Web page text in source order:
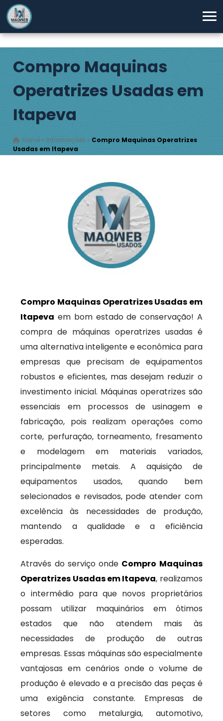
Compro Maquinas
Operatrizes Usadas em
Itapeva
Home » Informações » Compro Maquinas Operatrizes
Usadas em Itapeva
Compro Maquinas Operatrizes Usadas em
Itapeva em bom estado de conservação! A
compra de máquinas operatrizes usadas é
uma alternativa inteligente e econômica para
empresas que precisam de equipamentos
robustos e eficientes, mas desejam reduzir o
investimento inicial. Máquinas operatrizes são
essenciais em processos de usinagem e
fabricação, pois realizam operações como
corte, perfuração, torneamento, fresamento
e modelagem em materiais variados,
principalmente metais. A aquisição de
equipamentos usados, quando bem
selecionados e revisados, pode atender com
excelência às necessidades de produção,
mantendo a qualidade e a eficiência
esperadas.
Através do serviço onde Compro Maquinas
Operatrizes Usadas em Itapeva, realizamos
o intermédio para que novos proprietários
possam utilizar maquinários em ótimos
estados que não atendem mais às
necessidades de produção de outras
empresas. Essas máquinas são especialmente
vantajosas em cenários onde o volume de
produção é elevado e a precisão das peças é
uma exigência constante. Empresas de
setores como metalurgia, automotivo,